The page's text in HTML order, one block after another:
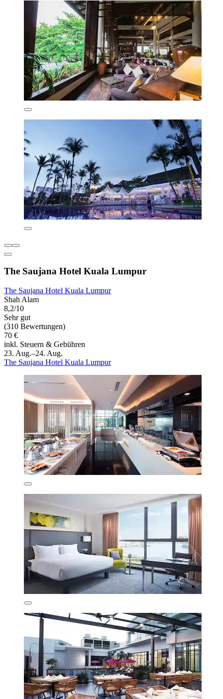
The Saujana Hotel Kuala Lumpur
The Saujana Hotel Kuala Lumpur
Shah Alam
8,2/10
Sehr gut
(310 Bewertungen)
70 €
inkl. Steuern & Gebühren
23. Aug.–24. Aug.
The Saujana Hotel Kuala Lumpur